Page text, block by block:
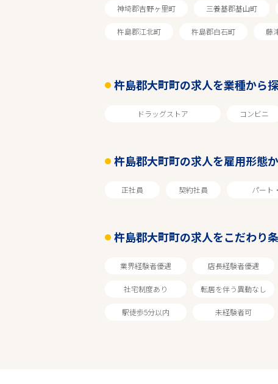
杵島郡大町町
神埼郡吉野ヶ里町 三養基郡基山町
杵島郡江北町 杵島郡白石町 藤
杵島郡大町町の求人を業種から
ドラッグストア コンビニ
杵島郡大町町の求人を雇用形態
正社員 契約社員 パート
杵島郡大町町の求人をこだわり
業界経験者優遇 店長経験者優遇
社宅制度あり 転居を伴う異動なし
駅徒歩5分以内 未経験者可